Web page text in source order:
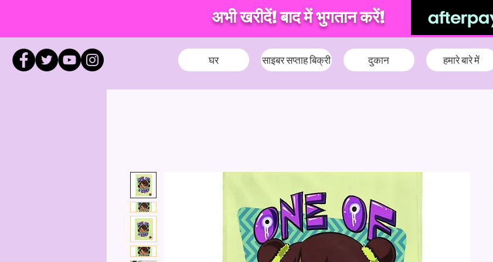
अभी खरीदें! बाद में भुगतान करें!
घर साइबर सप्ताह बिक्री दुकान हमारे बारे में